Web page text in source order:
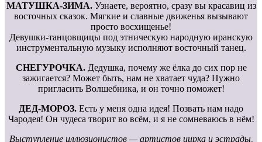
МАТУШКА-ЗИМА.Узнаете, вероятно, сразу вы красавиц из
восточных сказок. Мягкие и славные движенья вызывают
просто восхищенье!
Девушки-танцовщицы под этническую народную иранскую
инструментальную музыку исполняют восточный танец.
СНЕГУРОЧКА.Дедушка, почему же ёлка до сих пор не
зажигается? Может быть, нам не хватает чуда? Нужно
пригласить Волшебника, и он точно поможет!
ДЕД-МОРОЗ. Есть у меня одна идея! Позвать нам надо
Чародея! Он чудеса творит во всём, и я не сомневаюсь в нём!
Выступление иллюзионистов — артистов цирка и эстрады,